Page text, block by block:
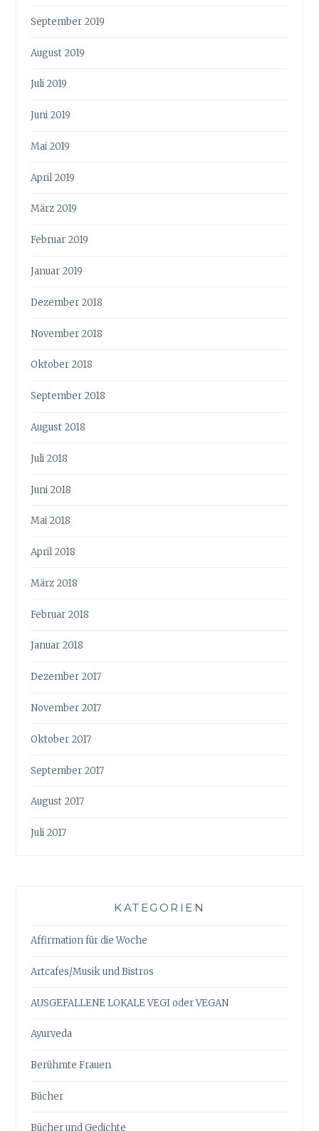
September 2019
August 2019
Juli 2019
Juni 2019
Mai 2019
April 2019
März 2019
Februar 2019
Januar 2019
Dezember 2018
November 2018
Oktober 2018
September 2018
August 2018
Juli 2018
Juni 2018
Mai 2018
April 2018
März 2018
Februar 2018
Januar 2018
Dezember 2017
November 2017
Oktober 2017
September 2017
August 2017
Juli 2017
KATEGORIEN
Affirmation für die Woche
Artcafes/Musik und Bistros
AUSGEFALLENE LOKALE VEGI oder VEGAN
Ayurveda
Berühmte Frauen
Bücher
Bücher und Gedichte